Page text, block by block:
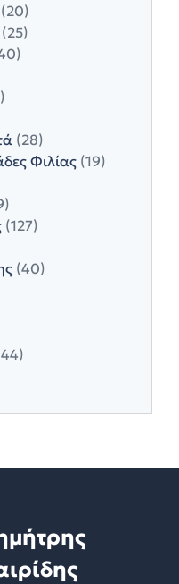
(20)
(25)
(28)
Φιλίας (19)
(127)
(40)